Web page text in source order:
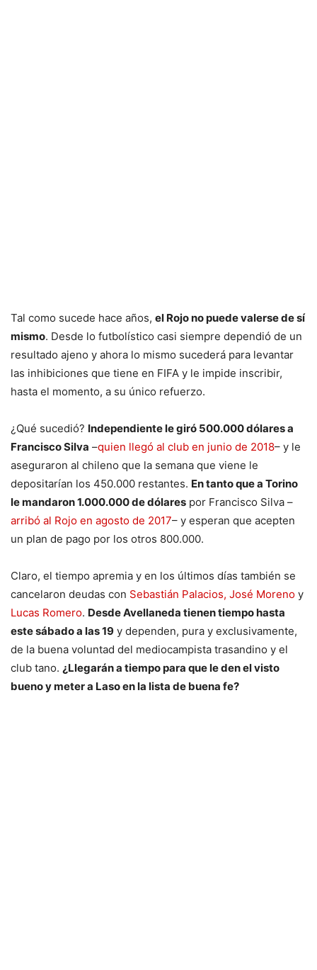
Tal como sucede hace años, el Rojo no puede valerse de sí
mismo. Desde lo futbolístico casi siempre dependió de un
resultado ajeno y ahora lo mismo sucederá para levantar
las inhibiciones que tiene en FIFA y le impide inscribir,
hasta el momento, a su único refuerzo.
¿Qué sucedió? Independiente le giró 500.000 dólares a
Francisco Silva –quien llegó al club en junio de 2018– y le
aseguraron al chileno que la semana que viene le
depositarían los 450.000 restantes. En tanto que a Torino
le mandaron 1.000.000 de dólares por Francisco Silva –
arribó al Rojo en agosto de 2017– y esperan que acepten
un plan de pago por los otros 800.000.
Claro, el tiempo apremia y en los últimos días también se
cancelaron deudas con Sebastián Palacios, José Moreno y
Lucas Romero. Desde Avellaneda tienen tiempo hasta
este sábado a las 19 y dependen, pura y exclusivamente,
de la buena voluntad del mediocampista trasandino y el
club tano. ¿Llegarán a tiempo para que le den el visto
bueno y meter a Laso en la lista de buena fe?